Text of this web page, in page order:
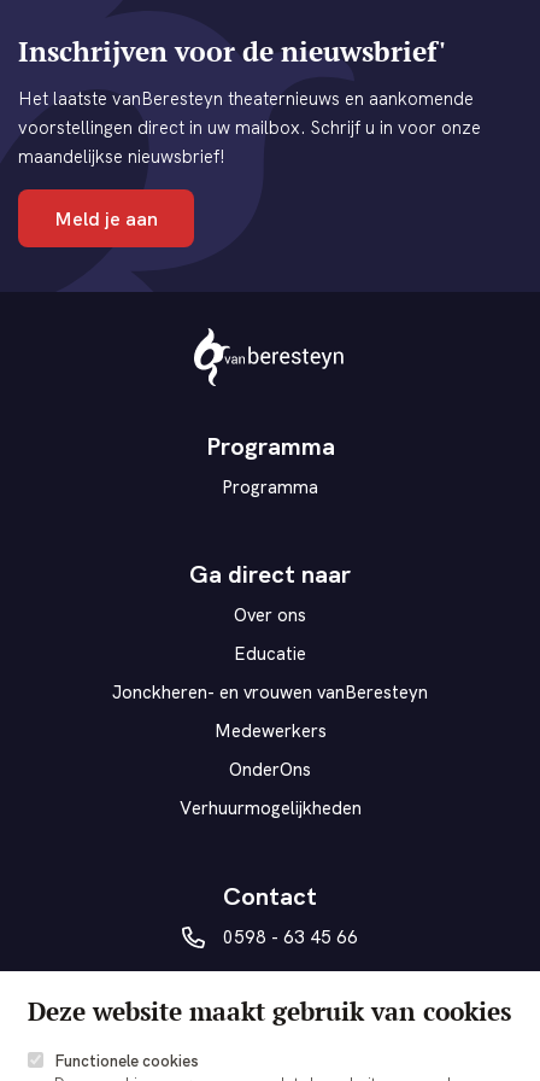
Deze website maakt gebruik van cookies
Functionele cookies
Inschrijven voor de nieuwsbrief'
Het laatste vanBeresteyn theaternieuws en aankomende
voorstellingen direct in uw mailbox. Schrijf u in voor onze
maandelijkse nieuwsbrief!
Meld je aan
Theater
Programma
Programma
Ga direct naar
Over ons
Educatie
Jonckheren- en vrouwen vanBeresteyn
Medewerkers
OnderOns
Verhuurmogelijkheden
Contact
0598 - 63 45 66
Museumplein 5a
9641 AD Veendam